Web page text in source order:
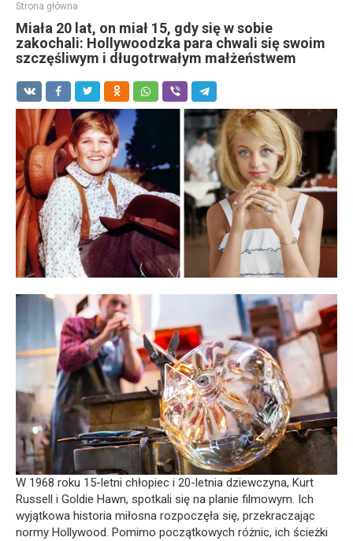
Strona główna
Miała 20 lat, on miał 15, gdy się w sobie
zakochali: Hollywoodzka para chwali się swoim
szczęśliwym i długotrwałym małżeństwem
W 1968 roku 15-letni chłopiec i 20-letnia dziewczyna, Kurt
Russell i Goldie Hawn, spotkali się na planie filmowym. Ich
wyjątkowa historia miłosna rozpoczęła się, przekraczając
normy Hollywood. Pomimo początkowych różnic, ich ścieżki